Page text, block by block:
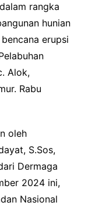
rangka
hunian
erupsi
Alok,
Rabu
oleh
S.Sos,
Dermaga
2024 ini,
Nasional